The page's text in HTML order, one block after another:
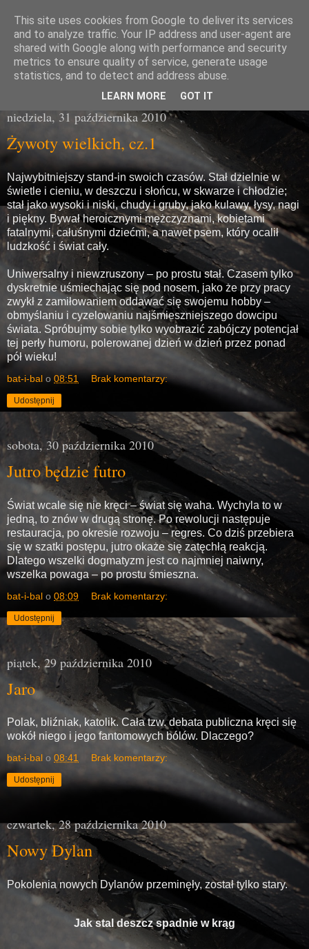
Miasto Gówna
brzydka prawda z poziomu chodnika
niedziela, 31 października 2010
Żywoty wielkich, cz.1
Najwybitniejszy stand-in swoich czasów. Stał dzielnie w
świetle i cieniu, w deszczu i słońcu, w skwarze i chłodzie;
stał jako wysoki i niski, chudy i gruby, jako kulawy, łysy, nagi
i piękny. Bywał heroicznymi mężczyznami, kobietami
fatalnymi, całuśnymi dziećmi, a nawet psem, który ocalił
ludzkość i świat cały.
Uniwersalny i niewzruszony – po prostu stał. Czasem tylko
dyskretnie uśmiechając się pod nosem, jako że przy pracy
zwykł z zamiłowaniem oddawać się swojemu hobby –
obmyślaniu i cyzelowaniu najśmieszniejszego dowcipu
świata. Spróbujmy sobie tylko wyobrazić zabójczy potencjał
tej perły humoru, polerowanej dzień w dzień przez ponad
pół wieku!
bat-i-bal o 08:51 Brak komentarzy:
Udostępnij
sobota, 30 października 2010
Jutro będzie futro
Świat wcale się nie kręci – świat się waha. Wychyla to w
jedną, to znów w drugą stronę. Po rewolucji następuje
restauracja, po okresie rozwoju – regres. Co dziś przebiera
się w szatki postępu, jutro okaże się zatęchłą reakcją.
Dlatego wszelki dogmatyzm jest co najmniej naiwny,
wszelka powaga – po prostu śmieszna.
bat-i-bal o 08:09 Brak komentarzy:
Udostępnij
piątek, 29 października 2010
Jaro
Polak, bliźniak, katolik. Cała tzw. debata publiczna kręci się
wokół niego i jego fantomowych bólów. Dlaczego?
bat-i-bal o 08:41 Brak komentarzy:
Udostępnij
czwartek, 28 października 2010
Nowy Dylan
Pokolenia nowych Dylanów przeminęły, został tylko stary.
Jak stal deszcz spadnie w krąg
This site uses cookies from Google to deliver its services
and to analyze traffic. Your IP address and user-agent are
shared with Google along with performance and security
metrics to ensure quality of service, generate usage
statistics, and to detect and address abuse.
LEARN MORE GOT IT